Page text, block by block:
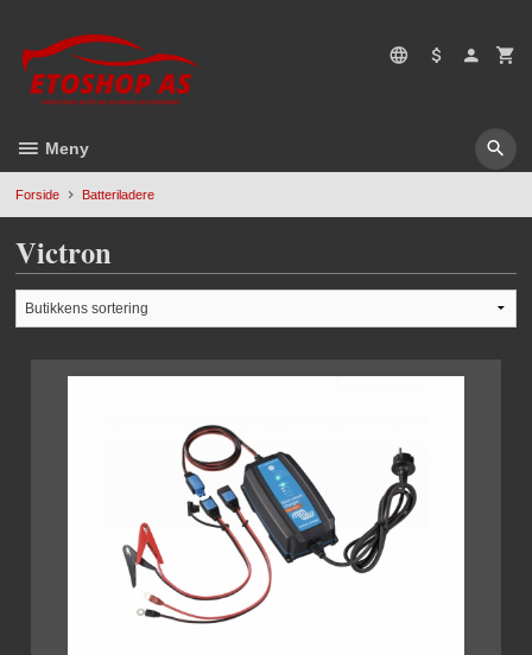
til
innholdet
Meny
Forside Batteriladere
Victron